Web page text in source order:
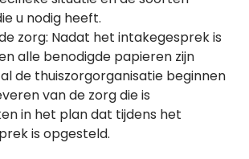
u nodig heeft.
zorg: Nadat het intakegesprek is
alle benodigde papieren zijn
de thuiszorgorganisatie beginnen
van de zorg die is
in het plan dat tijdens het
is opgesteld.